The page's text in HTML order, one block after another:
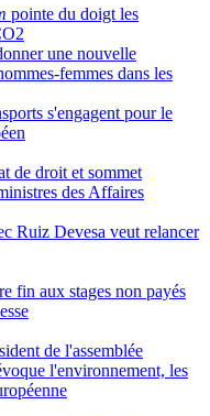
pointe du doigt les
une nouvelle
femmes dans les
s'engagent pour le
de droit et sommet
des Affaires
Ruiz Devesa veut relancer
fin aux stages non payés
de l'assemblée
l'environnement, les